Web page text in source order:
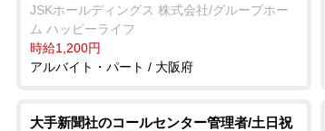
JSKホールディングス 株式会社/グループホー
ム ハッピーライフ
時給1,200円
アルバイト・パート / 大阪府
大手新聞社のコールセンター管理者/土日祝